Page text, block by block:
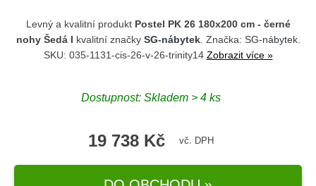
Levný a kvalitní produkt Postel PK 26 180x200 cm - černé
nohy Šedá I kvalitní značky SG-nábytek. Značka: SG-nábytek.
SKU: 035-1131-cis-26-v-26-trinity14 Zobrazit více »
Dostupnost: Skladem > 4 ks
19 738 Kč vč. DPH